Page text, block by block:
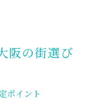
資の着眼点
えるべき資産戦
阪の街選び
ポイント